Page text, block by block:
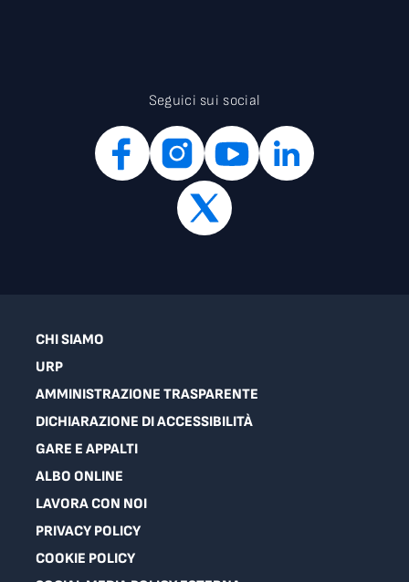
Seguici sui social
CHI SIAMO
URP
AMMINISTRAZIONE TRASPARENTE
DICHIARAZIONE DI ACCESSIBILITÀ
GARE E APPALTI
ALBO ONLINE
LAVORA CON NOI
PRIVACY POLICY
COOKIE POLICY